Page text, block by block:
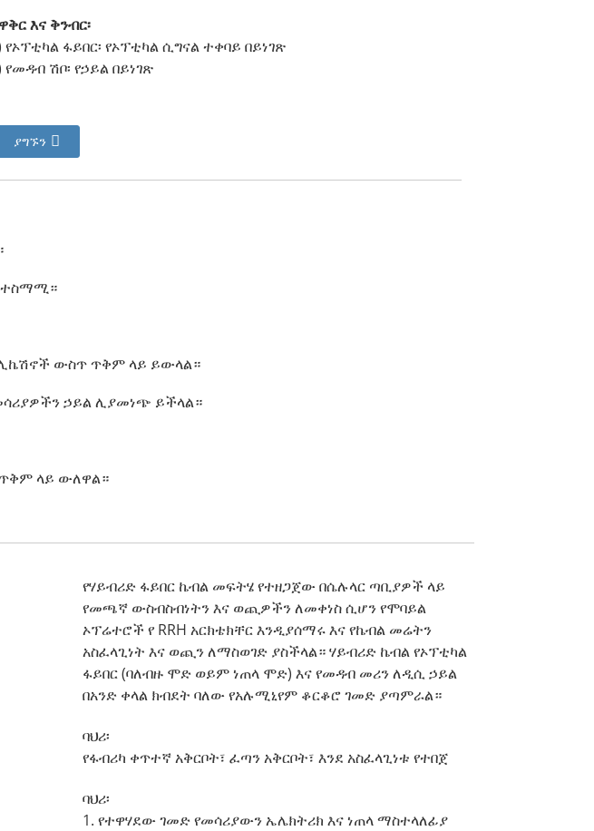
እና ቅንብር፡
የኦፕቲካል ፋይበር፡ የኦፕቲካል ሲግናል ተቀባይ በይነገጽ
የመዳብ ሽቦ፡ የኃይል በይነገጽ
ያግኙን
ተስማሚ።
ውስጥ ጥቅም ላይ ይውላል።
ኃይል ሊያመነጭ ይችላል።
ላይ ውለዋል።
የሃይብሪድ ፋይበር ኬብል መፍትሄ የተዘጋጀው በሴሉላር ጣቢያዎች ላይ
የመጫኛ ውስብስብነትን እና ወጪዎችን ለመቀነስ ሲሆን የሞባይል
ኦፕሬተሮች የ RRH አርክቴክቸር እንዲያሰማሩ እና የኬብል መሬትን
አስፈላጊነት እና ወጪን ለማስወገድ ያስችላል። ሃይብሪድ ኬብል የኦፕቲካል
ፋይበር (ባለብዙ ሞድ ወይም ነጠላ ሞድ) እና የመዳብ መሪን ለዲሲ ኃይል
በአንድ ቀላል ክብደት ባለው የአሉሚኒየም ቆርቆሮ ገመድ ያጣምራል።
ባህሪ፡
የፋብሪካ ቀጥተኛ አቅርቦት፣ ፈጣን አቅርቦት፣ እንደ አስፈላጊነቱ የተበጀ
ባህሪ፡
1. የተዋሃደው ገመድ የመሳሪያውን ኤሌክትሪክ እና ነጠላ ማስተላለፊያ